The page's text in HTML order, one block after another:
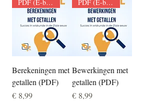
PDF (E-boek)
Berekeningen met
getallen (PDF)
Prijs
€ 8,99
PDF (E-boek)
Bewerkingen met
getallen (PDF)
Prijs
€ 8,99